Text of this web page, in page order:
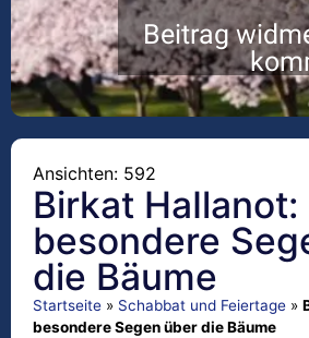
Beitrag
Ansichten: 592
Birkat HaIlanot:
besondere
die Bäume
Startseite » Schabbat und Feiertage »
besondere Segen über die Bäume